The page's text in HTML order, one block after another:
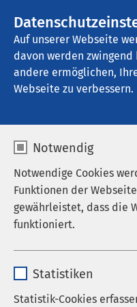
Auf unserer Webseite
davon werden
andere ermöglichen,
Webseite zu verbessern.
Notwendig
Notwendige Cookies
Funktionen der
gewährleistet, dass die
funktioniert.
Anbieter sgalinski
Statistiken
Statistik-Cookies
AMEOS
Bremen
privaten